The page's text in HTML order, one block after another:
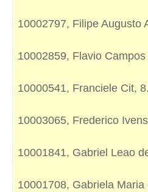
10002797, Filipe Augusto
10002859, Flavio
10000541, Franciele Cit,
10003065, Frederico
10001841, Gabriel Leao
10001708, Gabriela